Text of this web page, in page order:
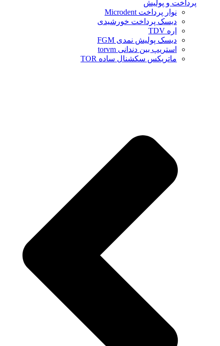
پرداخت و پولیش
نوار پرداخت Microdent
دیسک پرداخت خورشیدی
اره TDV
دیسک پولیش نمدی FGM
استریپ بین دندانی torvm
ماتریکس سکشنال ساده TOR